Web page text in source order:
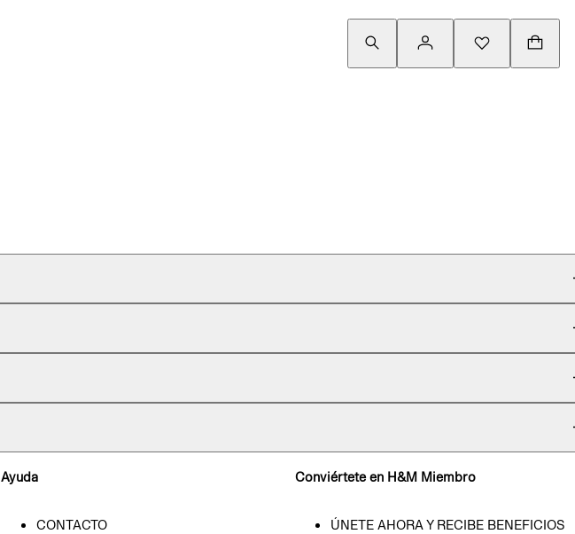
Ayuda
CONTACTO
Conviértete en H&M Miembro
ÚNETE AHORA Y RECIBE BENEFICIOS